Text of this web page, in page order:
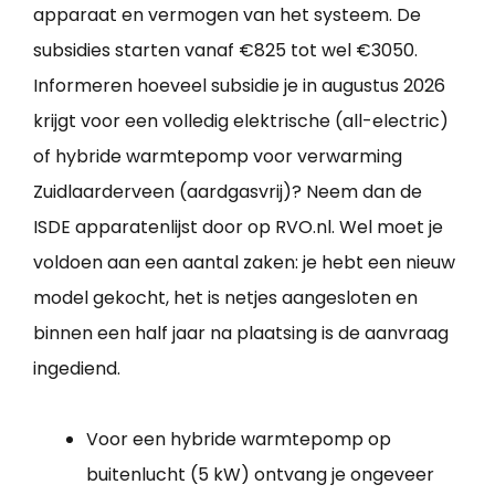
apparaat en vermogen van het systeem. De
subsidies starten vanaf €825 tot wel €3050.
Informeren hoeveel subsidie je in augustus 2026
krijgt voor een volledig elektrische (all-electric)
of hybride warmtepomp voor verwarming
Zuidlaarderveen (aardgasvrij)? Neem dan de
ISDE apparatenlijst door op RVO.nl. Wel moet je
voldoen aan een aantal zaken: je hebt een nieuw
model gekocht, het is netjes aangesloten en
binnen een half jaar na plaatsing is de aanvraag
ingediend.
Voor een hybride warmtepomp op
buitenlucht (5 kW) ontvang je ongeveer